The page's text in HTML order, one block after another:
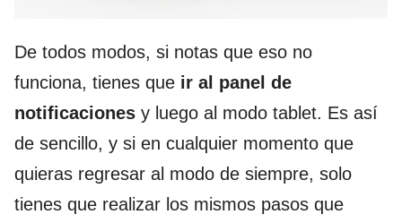
De todos modos, si notas que eso no
funciona, tienes que ir al panel de
notificaciones y luego al modo tablet. Es así
de sencillo, y si en cualquier momento que
quieras regresar al modo de siempre, solo
tienes que realizar los mismos pasos que